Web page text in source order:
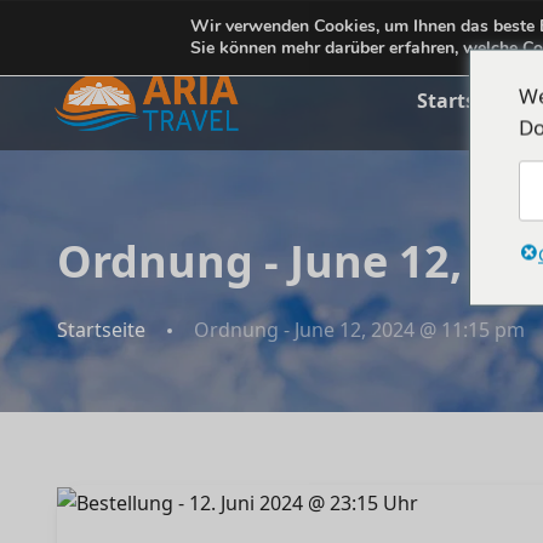
+355692234999 info@ariatravelalbania.com
Startseite
Ordnung - June 12,
Startseite Ordnung - June 12, 2024 @ 11:15 pm
Wir verwenden Cookies, um Ihnen das
Sie können mehr darüber erfahren, welche